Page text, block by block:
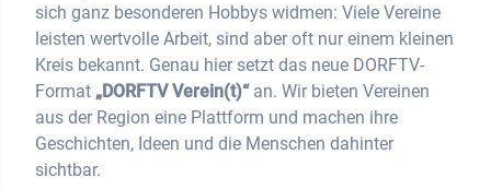
sich ganz besonderen Hobbys widmen: Viele Vereine
leisten wertvolle Arbeit, sind aber oft nur einem kleinen
Kreis bekannt. Genau hier setzt das neue DORFTV-
Format „DORFTV Verein(t)“an. Wir bieten Vereinen
aus der Region eine Plattform und machen ihre
Geschichten, Ideen und die Menschen dahinter
sichtbar.